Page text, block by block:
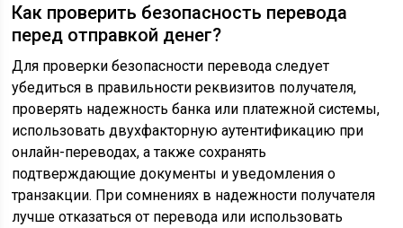
Как проверить безопасность перевода
перед отправкой денег?
Для проверки безопасности перевода следует
убедиться в правильности реквизитов получателя,
проверять надежность банка или платежной системы,
использовать двухфакторную аутентификацию при
онлайн-переводах, а также сохранять
подтверждающие документы и уведомления о
транзакции. При сомнениях в надежности получателя
лучше отказаться от перевода или использовать